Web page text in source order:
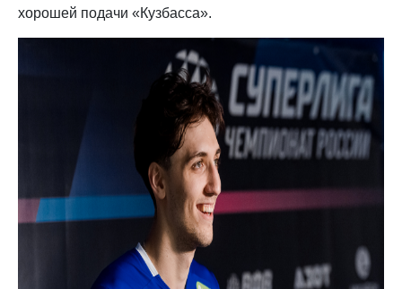
хорошей подачи «Кузбасса».